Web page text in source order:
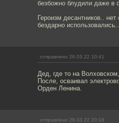
безбожно блудили даже в
Героизм десантников..
бездарно использовались..
отправлено 26.03.22 10:41
Дед, где то на
После, осваивал
Орден Ленина.
отправлено 26.03.22 20:18